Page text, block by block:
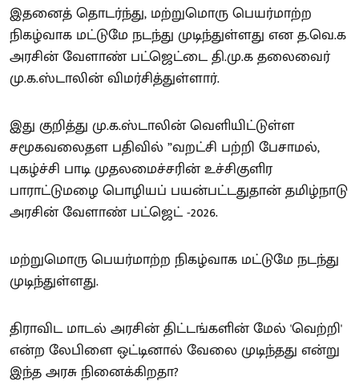
இதனைத் தொடர்ந்து, மற்றுமொரு பெயர்மாற்ற
நிகழ்வாக மட்டுமே நடந்து முடிந்துள்ளது என த.வெ.க
அரசின் வேளாண் பட்ஜெட்டை தி.மு.க தலைவைர்
மு.க.ஸ்டாலின் விமர்சித்துள்ளார்.
இது குறித்து மு.க.ஸ்டாலின் வெளியிட்டுள்ள
சமூகவலைதள பதிவில் ”வறட்சி பற்றி பேசாமல்,
புகழ்ச்சி பாடி முதலமைச்சரின் உச்சிகுளிர
பாராட்டுமழை பொழியப் பயன்பட்டதுதான் தமிழ்நாடு
அரசின் வேளாண் பட்ஜெட் -2026.
மற்றுமொரு பெயர்மாற்ற நிகழ்வாக மட்டுமே நடந்து
முடிந்துள்ளது.
திராவிட மாடல் அரசின் திட்டங்களின் மேல் 'வெற்றி'
என்ற லேபிளை ஒட்டினால் வேலை முடிந்தது என்று
இந்த அரசு நினைக்கிறதா?